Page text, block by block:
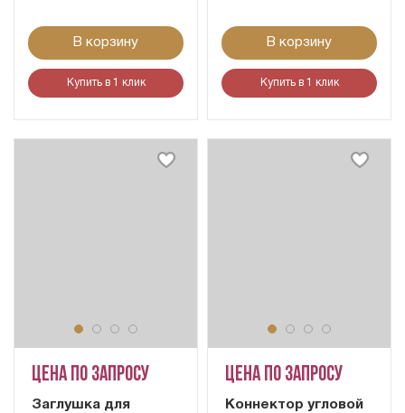
В корзину
Купить в 1 клик
В корзину
Купить в 1 клик
Цена по запросу
Заглушка для
Цена по запросу
Коннектор угловой